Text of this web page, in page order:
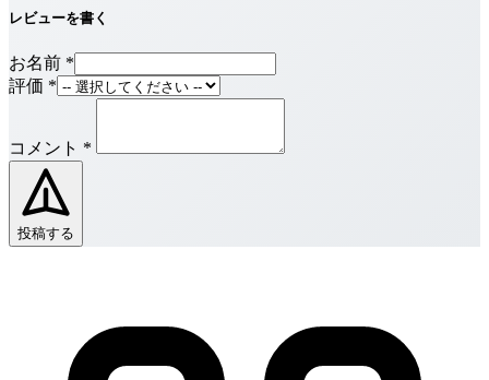
レビューを書く
お名前 *
評価 *
コメント *
投稿する